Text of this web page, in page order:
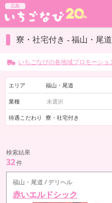
広島
寮・社宅付き - 福山・尾
いちごなびの各地域プロモーショ
エリア 福山・尾道
業種
待遇こだわり 寮・社宅付き
検索結果
32件
福山・尾道 / デリヘル
赤いエルドシック